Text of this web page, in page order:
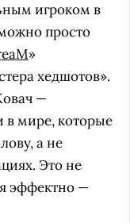
игроком в
просто
»
хедшотов».
—
в мире, которые
а не
Это не
эффектно —